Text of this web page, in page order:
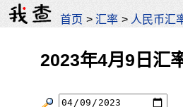
首页 >汇率 > 人民币汇
2023年4月9日汇